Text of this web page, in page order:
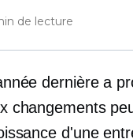
de lecture
dernière a
changements
d'une